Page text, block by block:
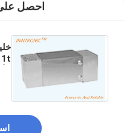
احصل